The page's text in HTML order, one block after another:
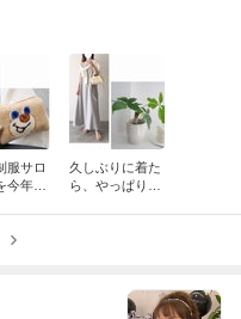
服サロ
今年も/
久しぶりに着た
ら、やっぱり可